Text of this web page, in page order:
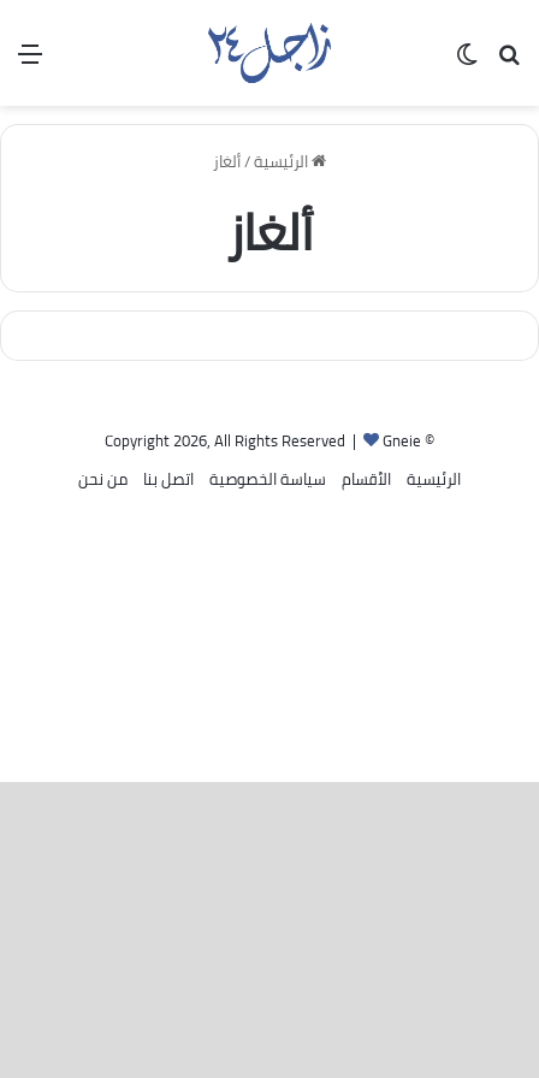
بحث عن
الرئيسية/ألغاز
ألغاز
© Copyright 2026, All Rights Reserved |
Gneie
الرئيسية الأقسام سياسة الخصوصية اتصل بنا من نحن